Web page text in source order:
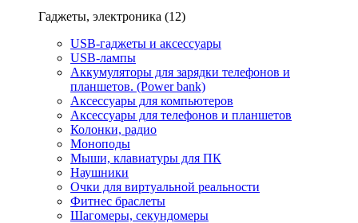
Гаджеты, электроника (12)
USB-гаджеты и аксессуары
USB-лампы
Аккумуляторы для зарядки телефонов и
планшетов. (Power bank)
Аксессуары для компьютеров
Аксессуары для телефонов и планшетов
Колонки, радио
Моноподы
Мыши, клавиатуры для ПК
Наушники
Очки для виртуальной реальности
Фитнес браслеты
Шагомеры, секундомеры